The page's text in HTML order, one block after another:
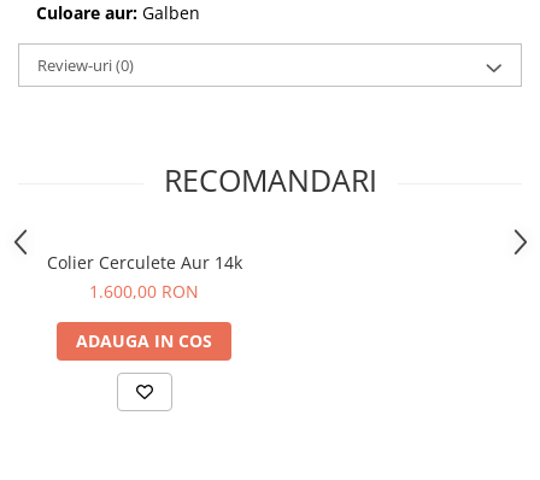
Culoare aur: Galben
Review-uri(0)
RECOMANDARI
Colier Cerculete Aur 14k
1.600,00 RON
ADAUGA IN COS